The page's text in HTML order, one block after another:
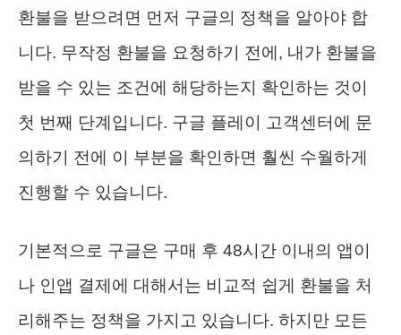
환불을 받으려면 먼저 구글의 정책을 알아야 합
니다. 무작정 환불을 요청하기 전에, 내가 환불을
받을 수 있는 조건에 해당하는지 확인하는 것이
첫 번째 단계입니다. 구글 플레이 고객센터에 문
의하기 전에 이 부분을 확인하면 훨씬 수월하게
진행할 수 있습니다.
기본적으로 구글은 구매 후 48시간 이내의 앱이
나 인앱 결제에 대해서는 비교적 쉽게 환불을 처
리해주는 정책을 가지고 있습니다. 하지만 모든